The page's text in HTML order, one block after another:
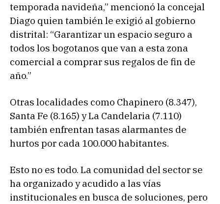
temporada navideña,” mencionó la concejal
Diago quien también le exigió al gobierno
distrital: “Garantizar un espacio seguro a
todos los bogotanos que van a esta zona
comercial a comprar sus regalos de fin de
año.”
Otras localidades como Chapinero (8.347),
Santa Fe (8.165) y La Candelaria (7.110)
también enfrentan tasas alarmantes de
hurtos por cada 100.000 habitantes.
Esto no es todo. La comunidad del sector se
ha organizado y acudido a las vías
institucionales en busca de soluciones, pero